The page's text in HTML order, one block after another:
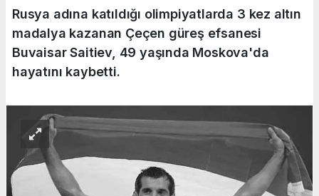
Rusya adına katıldığı olimpiyatlarda 3 kez altın
madalya kazanan Çeçen güreş efsanesi
Buvaisar Saitiev, 49 yaşında Moskova'da
hayatını kaybetti.